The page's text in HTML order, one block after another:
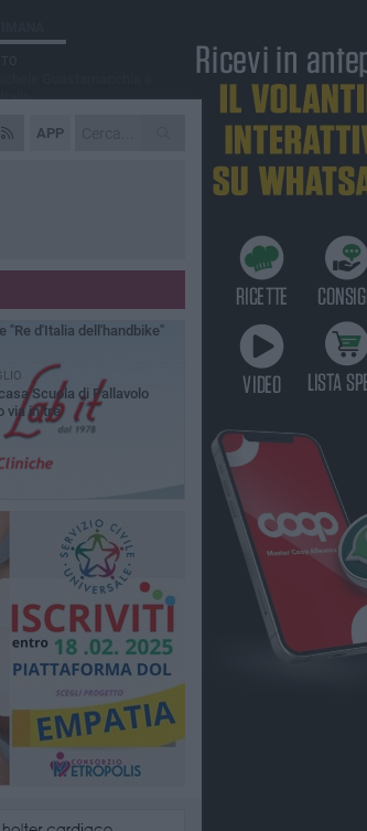
APP
ecco gli organici:
Scuola di Pallavolo
"Re d'Italia dell'handbike"
Scuola di Pallavolo
via in tre